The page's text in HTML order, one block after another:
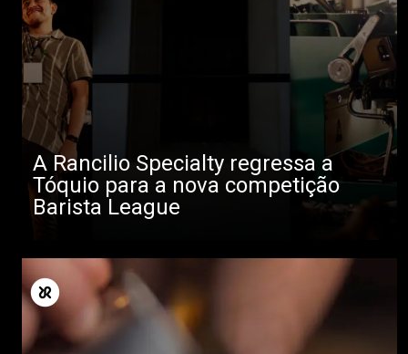
A Rancilio Specialty regressa a
Tóquio para a nova competição
Barista League